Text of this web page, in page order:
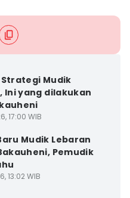
Mudik
Ini yang dilakukan
17:00 WIB
Mudik Lebaran
Pemudik
13:02 WIB